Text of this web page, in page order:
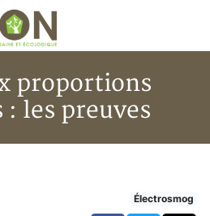
proportions
les preuves
proportions
Électrosmog